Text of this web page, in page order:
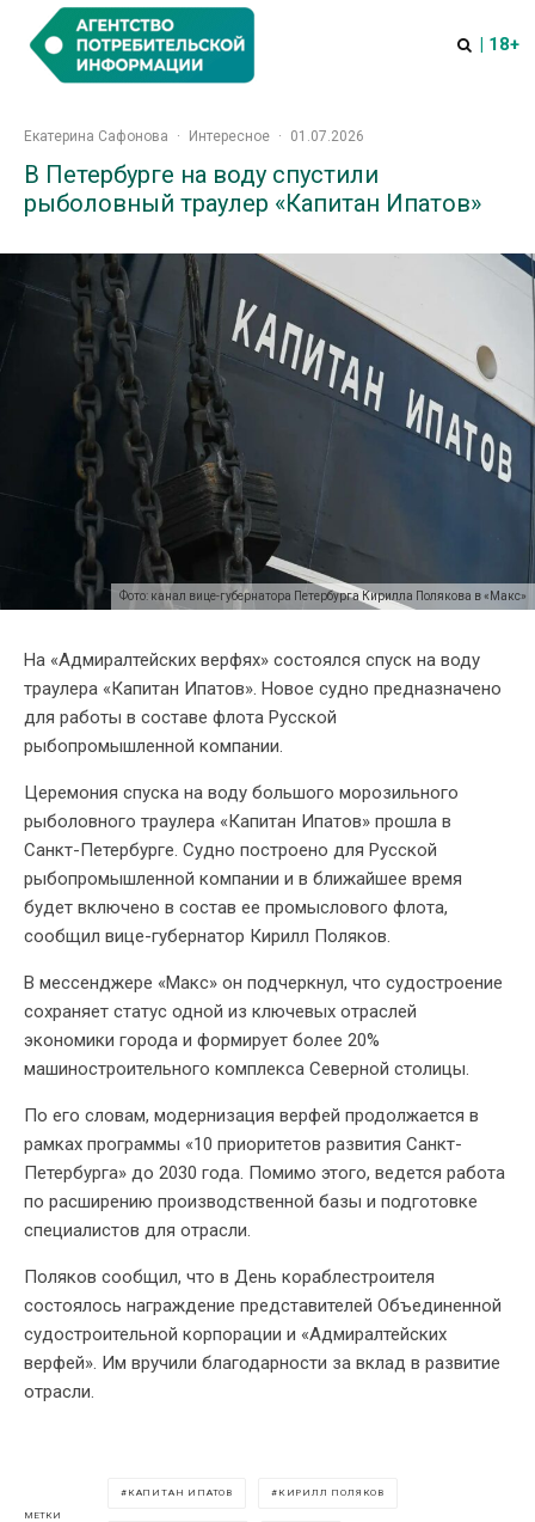
| 18+
Екатерина Сафонова · Интересное · 01.07.2026
В Петербурге на воду спустили
рыболовный траулер «Капитан Ипатов»
Фото: канал вице-губернатора Петербурга Кирилла Полякова в «Макс»
На «Адмиралтейских верфях» состоялся спуск на воду
траулера «Капитан Ипатов». Новое судно предназначено
для работы в составе флота Русской
рыбопромышленной компании.
Церемония спуска на воду большого морозильного
рыболовного траулера «Капитан Ипатов» прошла в
Санкт-Петербурге. Судно построено для Русской
рыбопромышленной компании и в ближайшее время
будет включено в состав ее промыслового флота,
сообщил вице-губернатор Кирилл Поляков.
В мессенджере «Макс» он подчеркнул, что судостроение
сохраняет статус одной из ключевых отраслей
экономики города и формирует более 20%
машиностроительного комплекса Северной столицы.
По его словам, модернизация верфей продолжается в
рамках программы «10 приоритетов развития Санкт-
Петербурга» до 2030 года. Помимо этого, ведется работа
по расширению производственной базы и подготовке
специалистов для отрасли.
Поляков сообщил, что в День кораблестроителя
состоялось награждение представителей Объединенной
судостроительной корпорации и «Адмиралтейских
верфей». Им вручили благодарности за вклад в развитие
отрасли.
МЕТКИ
КАПИТАН ИПАТОВ КИРИЛЛ ПОЛЯКОВ